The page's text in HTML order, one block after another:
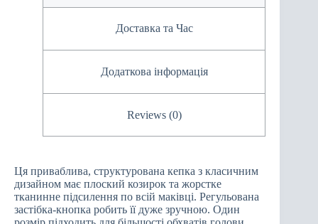
Доставка та Час
Додаткова інформація
Reviews (0)
Ця приваблива, структурована кепка з класичним
дизайном має плоский козирок та жорстке
тканинне підсилення по всій маківці. Регульована
застібка-кнопка робить її дуже зручною. Один